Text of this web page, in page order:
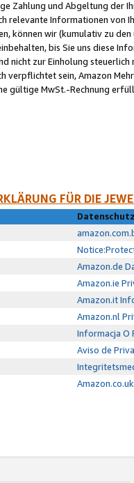
Zahlung und Abgeltung der
relevante Informationen von
können wir (kumulativ zu
bis Sie uns diese
nicht zur Einholung
verpflichtet sein, Amazon
gültige MwSt.-Rechnung
FÜR DIE
Amazon.de
Amazon.ie
Amazon.it
Amazon.nl
Informacja O
Aviso de